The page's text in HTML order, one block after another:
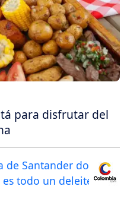
para disfrutar del